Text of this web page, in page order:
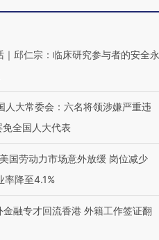
｜邱仁宗：临床研究参与者的安全永
人大常委会：六名将领涉嫌严重违
全国人大代表
国劳动力市场意外放缓 岗位减少
率降至4.1%
金融专才回流香港 外籍工作签证翻